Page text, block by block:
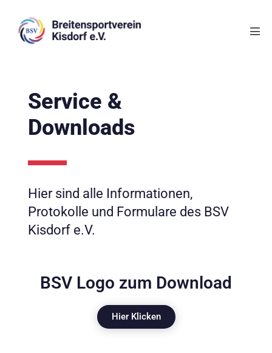
Service &
Downloads
Hier sind alle Informationen,
Protokolle und Formulare des BSV
Kisdorf e.V.
BSV Logo zum Download
Hier Klicken